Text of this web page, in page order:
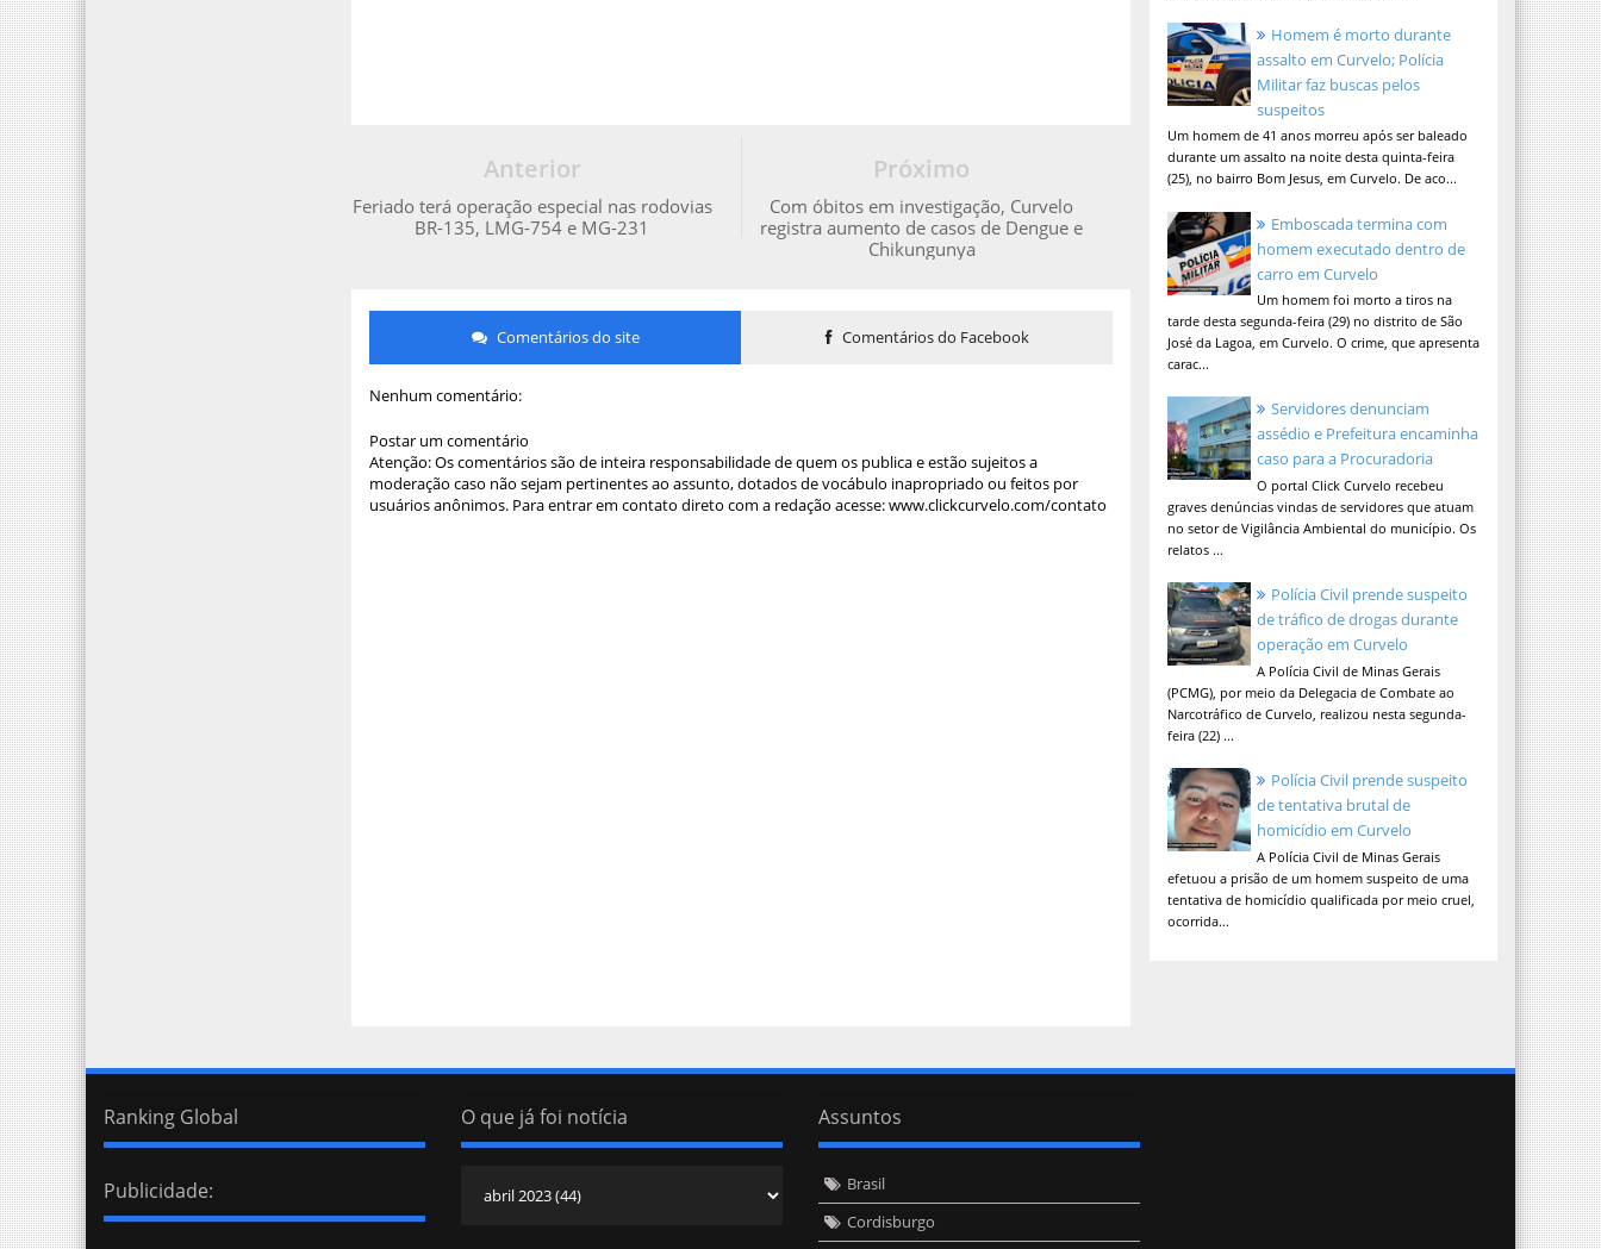
Próximo
Com óbitos em investigação, Curvelo
registra aumento de casos de Dengue e
Chikungunya
Anterior
Feriado terá operação especial nas rodovias
BR-135, LMG-754 e MG-231
Comentários do site Comentários do Facebook
Nenhum comentário:
Postar um comentário
Atenção: Os comentários são de inteira responsabilidade de quem os publica e estão sujeitos a
moderação caso não sejam pertinentes ao assunto, dotados de vocábulo inapropriado ou feitos por
usuários anônimos. Para entrar em contato direto com a redação acesse: www.clickcurvelo.com/contato
Homem é morto durante
assalto em Curvelo; Polícia
Militar faz buscas pelos
suspeitos
Um homem de 41 anos morreu após ser baleado
durante um assalto na noite desta quinta-feira
(25), no bairro Bom Jesus, em Curvelo. De aco...
Emboscada termina com
homem executado dentro de
carro em Curvelo
Um homem foi morto a tiros na
tarde desta segunda-feira (29) no distrito de São
José da Lagoa, em Curvelo. O crime, que apresenta
carac...
Servidores denunciam
assédio e Prefeitura encaminha
caso para a Procuradoria
O portal Click Curvelo recebeu
graves denúncias vindas de servidores que atuam
no setor de Vigilância Ambiental do município. Os
relatos ...
Polícia Civil prende suspeito
de tráfico de drogas durante
operação em Curvelo
A Polícia Civil de Minas Gerais
(PCMG), por meio da Delegacia de Combate ao
Narcotráfico de Curvelo, realizou nesta segunda-
feira (22) ...
Polícia Civil prende suspeito
de tentativa brutal de
homicídio em Curvelo
A Polícia Civil de Minas Gerais
efetuou a prisão de um homem suspeito de uma
tentativa de homicídio qualificada por meio cruel,
ocorrida...
Ranking Global
Publicidade:
O que já foi notícia Assuntos
Brasil
Cordisburgo